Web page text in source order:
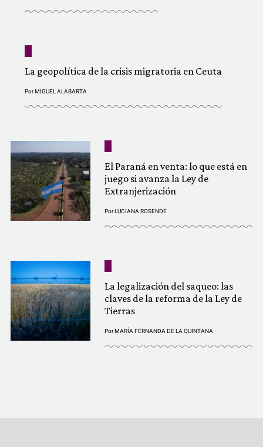
La geopolítica de la crisis migratoria en Ceuta
PorMIGUEL ALABARTA
El Paraná en venta: lo que está en
juego si avanza la Ley de
Extranjerización
PorLUCIANA ROSENDE
La legalización del saqueo: las
claves de la reforma de la Ley de
Tierras
PorMARÍA FERNANDA DE LA QUINTANA